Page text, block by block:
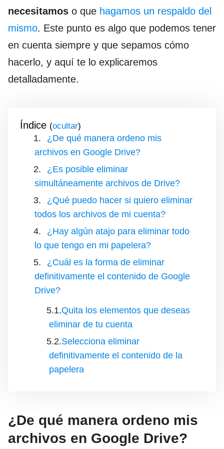
necesitamos o que hagamos un respaldo del
mismo. Este punto es algo que podemos tener
en cuenta siempre y que sepamos cómo
hacerlo, y aquí te lo explicaremos
detalladamente.
Índice ( )
¿De qué manera ordeno mis
archivos en Google Drive?
¿Es posible eliminar
simultáneamente archivos de Drive?
¿Qué puedo hacer si quiero eliminar
todos los archivos de mi cuenta?
¿Hay algún atajo para eliminar todo
lo que tengo en mi papelera?
¿Cuál es la forma de eliminar
definitivamente el contenido de Google
Drive?
Quita los elementos que deseas
eliminar de tu cuenta
Selecciona eliminar
definitivamente el contenido de la
papelera
¿De qué manera ordeno mis
archivos en Google Drive?